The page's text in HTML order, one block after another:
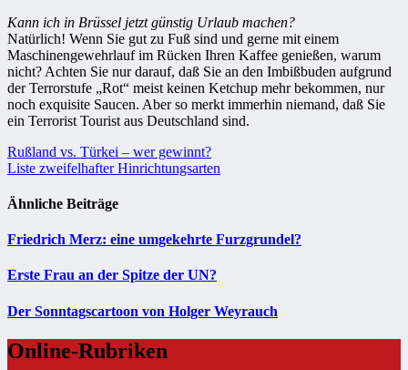
Kann ich in Brüssel jetzt günstig Urlaub machen?
Natürlich! Wenn Sie gut zu Fuß sind und gerne mit einem
Maschinengewehrlauf im Rücken Ihren Kaffee genießen, warum
nicht? Achten Sie nur darauf, daß Sie an den Imbißbuden aufgrund
der Terrorstufe „Rot“ meist keinen Ketchup mehr bekommen, nur
noch exquisite Saucen. Aber so merkt immerhin niemand, daß Sie
ein Terrorist Tourist aus Deutschland sind.
Beitragsnavigation
Rußland vs. Türkei – wer gewinnt?
Liste zweifelhafter Hinrichtungsarten
Ähnliche Beiträge
Friedrich Merz: eine umgekehrte Furzgrundel?
Erste Frau an der Spitze der UN?
Der Sonntagscartoon von Holger Weyrauch
Online-Rubriken